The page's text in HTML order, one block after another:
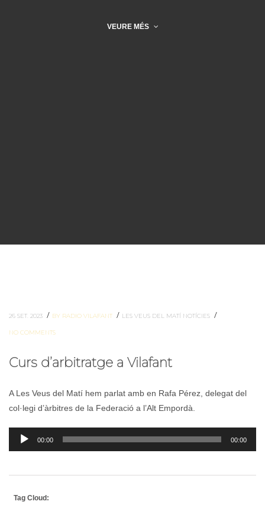
VEURE MÉS
26 SET. 2023 / BY RADIO VILAFANT / LES VEUS DEL MATÍ NOTÍCIES /
NO COMMENTS
Curs d’arbitratge a Vilafant
A Les Veus del Matí hem parlat amb en Rafa Pérez, delegat del
col·legi d’àrbitres de la Federació a l’Alt Empordà.
Reproductor
d'àudio
00:00 00:00
Tag Cloud: